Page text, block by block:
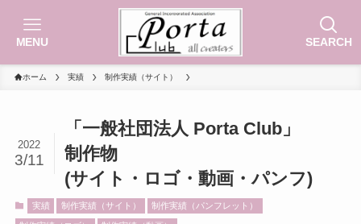
SEARCH
MENU
ホーム 実績 制作実績（サイト）
「一般社団法人 Porta Club」
制作物
(サイト・ロゴ・動画・パンフ)
2022
3/11
実績 制作実績（サイト） 制作実績（パンフレット）